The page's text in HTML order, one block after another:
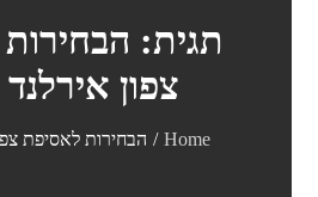
תגית:
צפון אירלנד 2022
Home הבחירות לאסיפת צפון